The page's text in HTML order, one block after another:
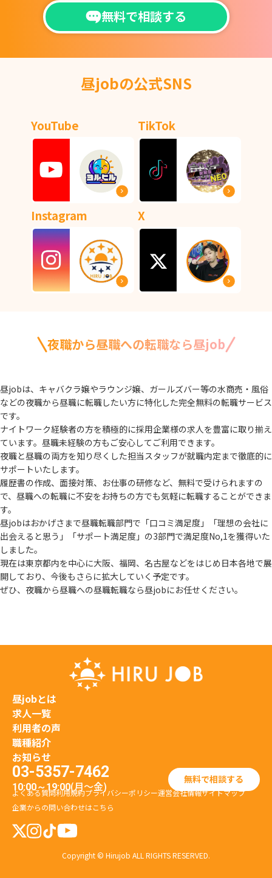
無料で相談する
昼jobの公式SNS
YouTube TikTok
Instagram X
夜職から昼職への転職なら昼job
昼jobは、キャバクラ嬢やラウンジ嬢、ガールズバー等の水商売・風俗
などの夜職から昼職に転職したい方に特化した完全無料の転職サービス
です。
ナイトワーク経験者の方を積極的に採用企業様の求人を豊富に取り揃え
ています。 昼職未経験の方もご安心してご利用できます。
夜職と昼職の両方を知り尽くした担当スタッフが就職内定まで徹底的に
サポートいたします。
履歴書の作成、面接対策、お仕事の研修など、無料で受けられますの
で、 昼職への転職に不安をお持ちの方でも気軽に転職することができま
す。
昼jobはおかげさまで昼職転職部門で「口コミ満足度」「理想の会社に
出会えると思う」
「サポート満足度」の3部門で満足度No,1を獲得いた
しました。
現在は東京都内を中心に大阪、福岡、名古屋などをはじめ日本各地で展
開しており、 今後もさらに拡大していく予定です。
ぜひ、夜職から昼職への昼職転職なら昼jobにお任せください。
昼jobとは
求人一覧
利用者の声
職種紹介
お知らせ
03-5357-7462
10:00～19:00(月〜金) 無料で相談する
よくある質問利用規約プライバシーポリシー運営会社情報サイトマップ
企業からの問い合わせはこちら
Copyright © Hirujob ALL RIGHTS RESERVED.